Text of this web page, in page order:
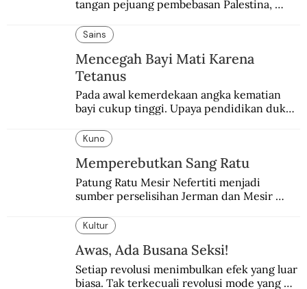
tangan pejuang pembebasan Palestina,
pembalasan.
Sains
Mencegah Bayi Mati Karena
Tetanus
Pada awal kemerdekaan angka kematian
bayi cukup tinggi. Upaya pendidikan dukun
Kuno
Memperebutkan Sang Ratu
Patung Ratu Mesir Nefertiti menjadi
sumber perselisihan Jerman dan Mesir
Kultur
Awas, Ada Busana Seksi!
Setiap revolusi menimbulkan efek yang luar
biasa. Tak terkecuali revolusi mode yang